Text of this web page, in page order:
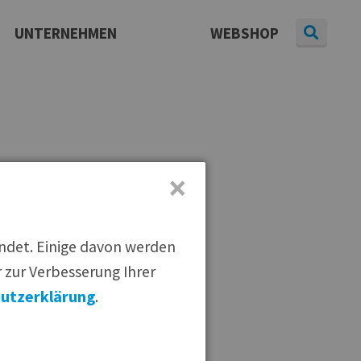
UNTERNEHMEN WEBSHOP
Produkten. Die BÜRGER
Einige davon werden
Verbesserung Ihrer
.
×